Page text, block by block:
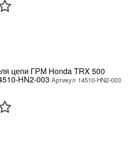
цепи ГРМ Honda TRX 500
HN2-003 Артикул 14510-HN2-003